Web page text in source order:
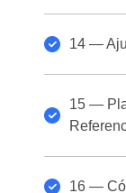
14 —
15 —
16 —